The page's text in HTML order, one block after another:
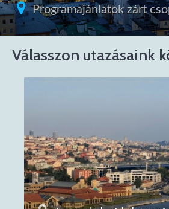
Programajánlatok zárt
Válasszon utazásaink